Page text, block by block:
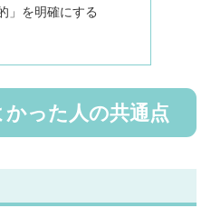
」を明確にする
った人の共通点